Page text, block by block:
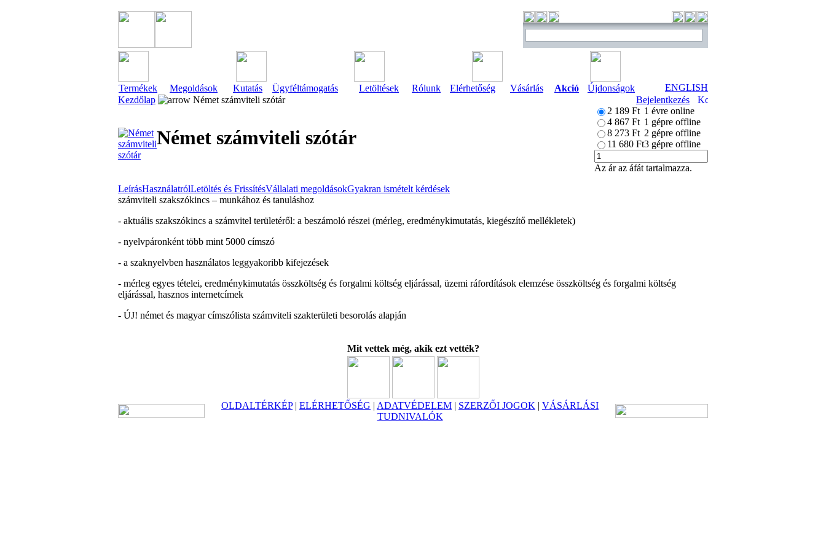
Termékek Megoldások Kutatás Ügyféltámogatás Letöltések Rólunk Elérhetőség Vásárlás Akció Újdonságok
ENGLISH
Kezdőlap
Német számviteli szótár Bejelentkezés
Német számviteli szótár
2 189 Ft 1 évre online
4 867 Ft 1 gépre offline
8 273 Ft 2 gépre offline
11 680 Ft3 gépre offline
Az ár az áfát tartalmazza.
LeírásHasználatrólLetöltés és FrissítésVállalati megoldásokGyakran ismételt kérdések
számviteli szakszókincs – munkához és tanuláshoz
- aktuális szakszókincs a számvitel területéről: a beszámoló részei (mérleg, eredménykimutatás, kiegészítő mellékletek)
- nyelvpáronként több mint 5000 címszó
- a szaknyelvben használatos leggyakoribb kifejezések
- mérleg egyes tételei, eredménykimutatás összköltség és forgalmi költség eljárással, üzemi ráfordítások elemzése összköltség és forgalmi költség
eljárással, hasznos internetcímek
- ÚJ! német és magyar címszólista számviteli szakterületi besorolás alapján
Mit vettek még, akik ezt vették?
OLDALTÉRKÉP| ELÉRHETŐSÉG | ADATVÉDELEM | SZERZŐI JOGOK | VÁSÁRLÁSI
TUDNIVALÓK